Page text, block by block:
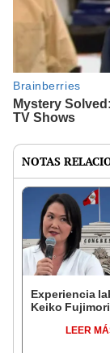
NOTAS
Experiencia
Keiko Fujimori
LEER